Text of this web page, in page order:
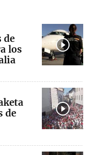
de
los
de